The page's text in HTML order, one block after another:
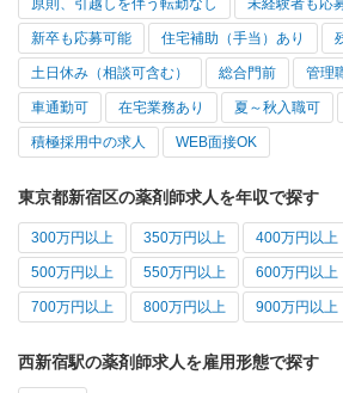
原則、引越しを伴う転勤なし 未経験者も応
新卒も応募可能 住宅補助（手当）あり
土日休み（相談可含む） 総合門前 管理
車通勤可 在宅業務あり 夏～秋入職可
積極採用中の求人 WEB面接OK
東京都新宿区の薬剤師求人を年収で探す
300万円以上 350万円以上 400万円以上
500万円以上 550万円以上 600万円以上
700万円以上 800万円以上 900万円以上
西新宿駅の薬剤師求人を雇用形態で探す